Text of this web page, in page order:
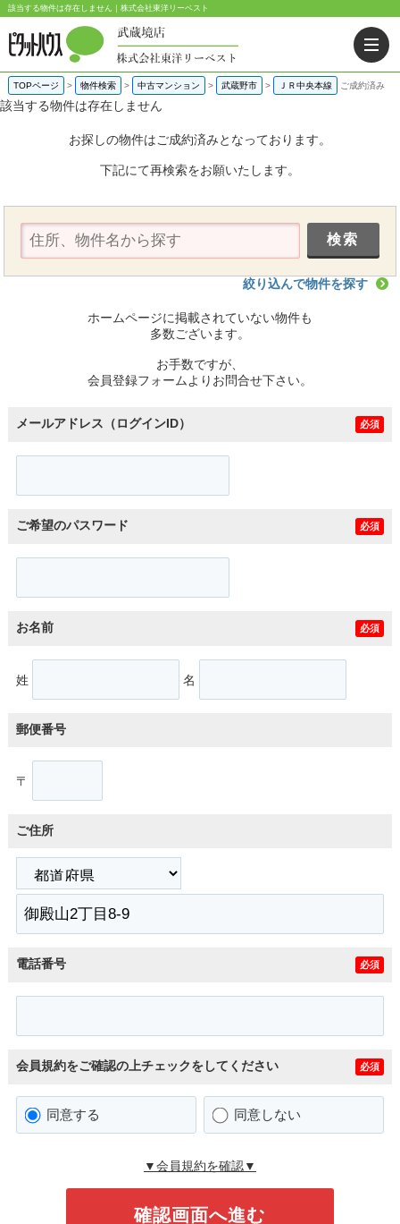
該当する物件は存在しません｜株式会社東洋リーベスト
TOPページ > 物件検索 > 中古マンション > 武蔵野市 > ＪＲ中央本線 ご成約済み
該当する物件は存在しません
お探しの物件はご成約済みとなっております。
下記にて再検索をお願いたします。
絞り込んで物件を探す
ホームページに掲載されていない物件も
多数ございます。
お手数ですが、
会員登録フォームよりお問合せ下さい。
メールアドレス（ログインID） 必須
ご希望のパスワード 必須
お名前 必須
姓 名
郵便番号
〒
ご住所
電話番号 必須
会員規約をご確認の上チェックをしてください 必須
同意する 同意しない
▼会員規約を確認▼